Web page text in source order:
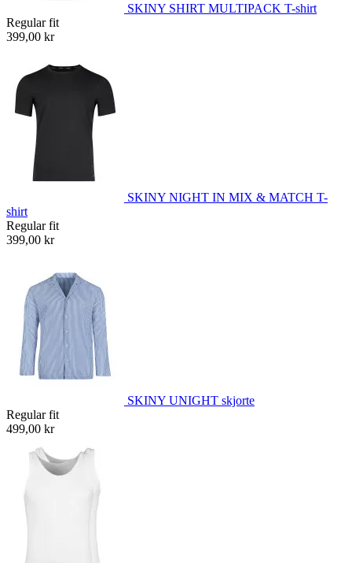
SKINY SHIRT MULTIPACK T-shirt
Regular fit
399,00 kr
SKINY NIGHT IN MIX & MATCH T-
shirt
Regular fit
399,00 kr
SKINY UNIGHT skjorte
Regular fit
499,00 kr